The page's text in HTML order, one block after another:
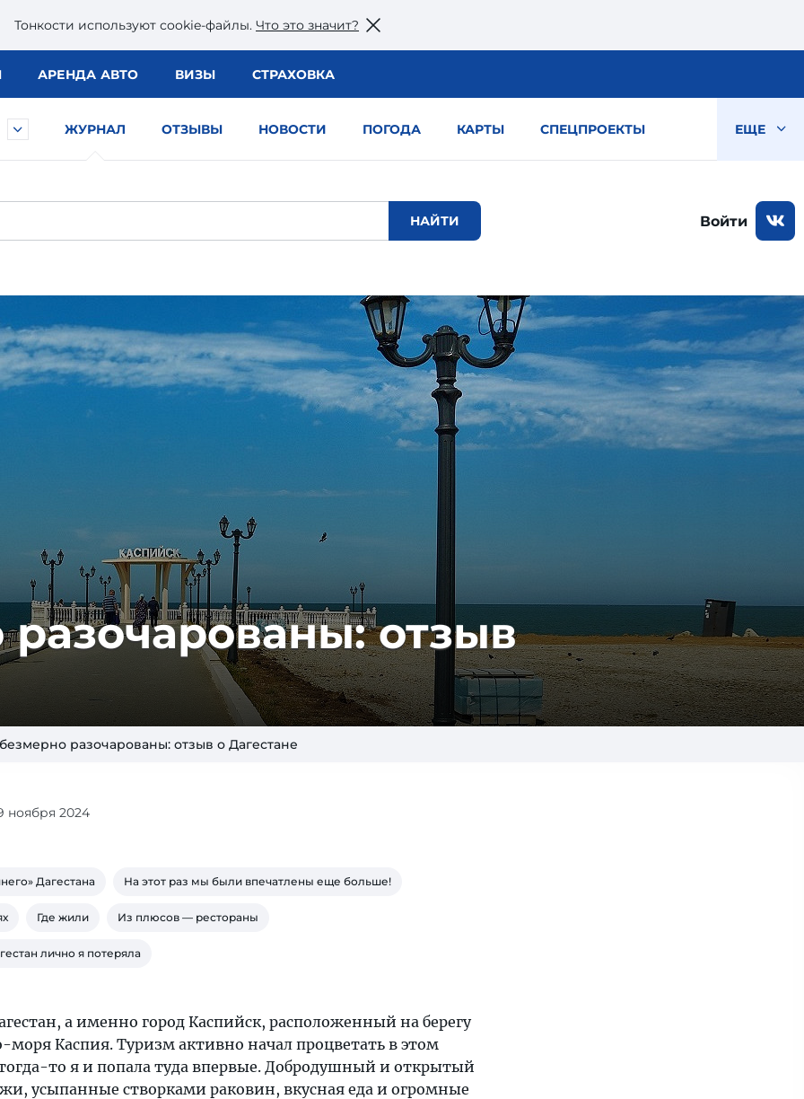
Тонкости используют сookie-файлы. Что это значит?
АРЕНДА АВТО ВИЗЫ СТРАХОВКА
ЖУРНАЛ ОТЗЫВЫ НОВОСТИ ПОГОДА КАРТЫ СПЕЦПРОЕКТЫ ЕЩЕ
Войти
отзыв
разочарованы: отзыв о Дагестане
ноября 2024
Дагестана На этот раз мы были впечатлены еще больше!
Где жили Из плюсов — рестораны
лично я потеряла
а именно город Каспийск, расположенный на берегу
Каспия. Туризм активно начал процветать в этом
тогда-то я и попала туда впервые. Добродушный и открытый
усыпанные створками раковин, вкусная еда и огромные